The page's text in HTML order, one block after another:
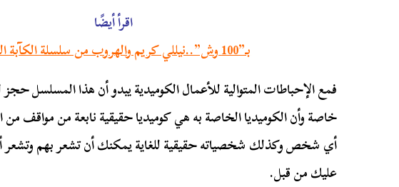
اقرأ أيضًا
بـ”100 وش”..نيللي كريم والهروب من سلسلة الكآبة اللذيذة
فمع الإحباطات المتوالية للأعمال الكوميدية يبدو أن هذا المسلسل حجز
خاصة وأن الكوميديا الخاصة به هي كوميديا حقيقية نابعة من مواقف
أي شخص وكذلك شخصياته حقيقية للغاية يمكنك أن تشعر بهم وتشعر
عليك من قبل.